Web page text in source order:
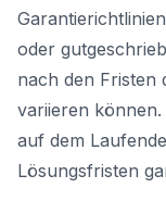
oder
nach den Fristen
variieren
auf dem
Lösungsfristen